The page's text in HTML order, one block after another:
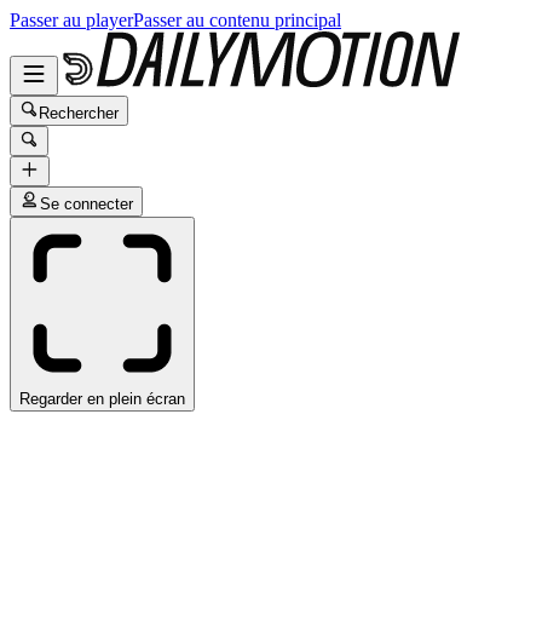
Passer au playerPasser au contenu principal
Rechercher
Se connecter
Regarder en plein écran